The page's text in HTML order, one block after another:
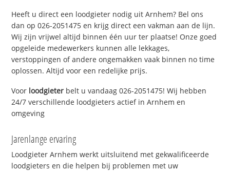
Heeft u direct een loodgieter nodig uit Arnhem? Bel ons
dan op 026-2051475 en krijg direct een vakman aan de lijn.
Wij zijn vrijwel altijd binnen één uur ter plaatse! Onze goed
opgeleide medewerkers kunnen alle lekkages,
verstoppingen of andere ongemakken vaak binnen no time
oplossen. Altijd voor een redelijke prijs.
Voor loodgieter belt u vandaag 026-2051475! Wij hebben
24/7 verschillende loodgieters actief in Arnhem en
omgeving
Jarenlange ervaring
Loodgieter Arnhem werkt uitsluitend met gekwalificeerde
loodgieters en die helpen bij problemen met uw